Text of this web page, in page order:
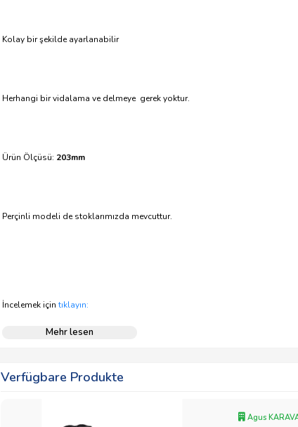
Kolay bir şekilde ayarlanabilir
Herhangi bir vidalama ve delmeye gerek yoktur.
Ürün Ölçüsü: 203mm
Perçinli modeli de stoklarımızda mevcuttur.
İncelemek için tıklayın:
Mehr lesen
Verfügbare Produkte
Agus